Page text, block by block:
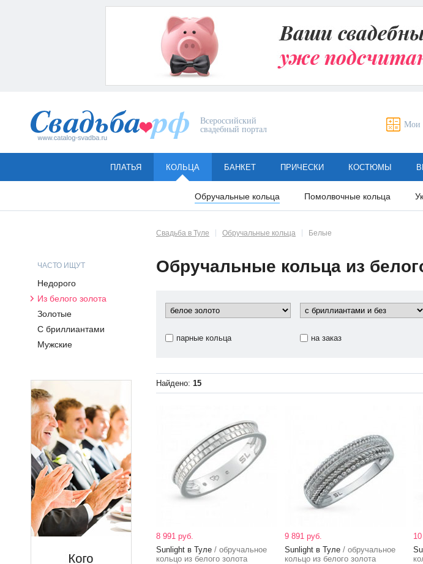
Всероссийский
свадебный портал
Мои
ПЛАТЬЯ КОЛЬЦА
Обручальные кольца Помолвочные кольца
БАНКЕТ ПРИЧЕСКИ КОСТЮМЫ
ЧАСТО ИЩУТ
Недорого
Из белого золота
Золотые
С бриллиантами
Мужские
Свадьба в Туле Обручальные кольца Белые
Обручальные кольца из
парные кольца на заказ
Найдено: 15
8 991 руб.
Sunlight в Туле / обручальное
кольцо из белого золота
9 891 руб.
Sunlight в Туле / обручальное
кольцо из белого золота